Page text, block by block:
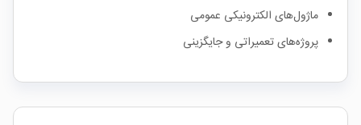
ماژول‌های الکترونیکی عمومی
پروژه‌های تعمیراتی و جایگزینی